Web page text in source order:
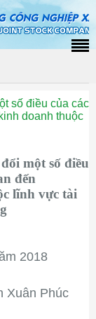
số điều của các
doanh thuộc
một số điều
đến
lĩnh vực tài
2018
Xuân Phúc